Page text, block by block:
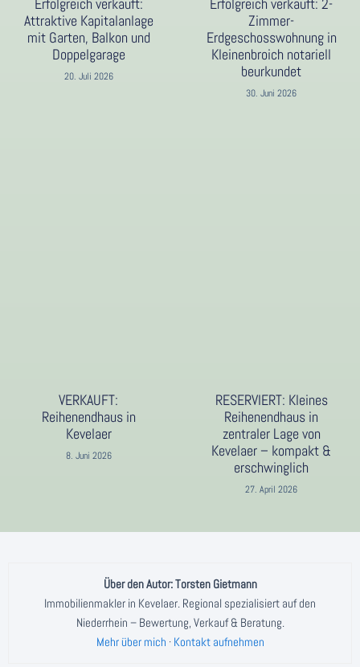
Erfolgreich verkauft:
Attraktive Kapitalanlage
mit Garten, Balkon und
Doppelgarage
20. Juli 2026
Erfolgreich verkauft: 2-
Zimmer-
Erdgeschosswohnung in
Kleinenbroich notariell
beurkundet
30. Juni 2026
VERKAUFT:
Reihenendhaus in
Kevelaer
8. Juni 2026
RESERVIERT: Kleines
Reihenendhaus in
zentraler Lage von
Kevelaer – kompakt &
erschwinglich
27. April 2026
Über den Autor: Torsten Gietmann
Immobilienmakler in Kevelaer. Regional spezialisiert auf den
Niederrhein – Bewertung, Verkauf & Beratung.
Mehr über mich · Kontakt aufnehmen